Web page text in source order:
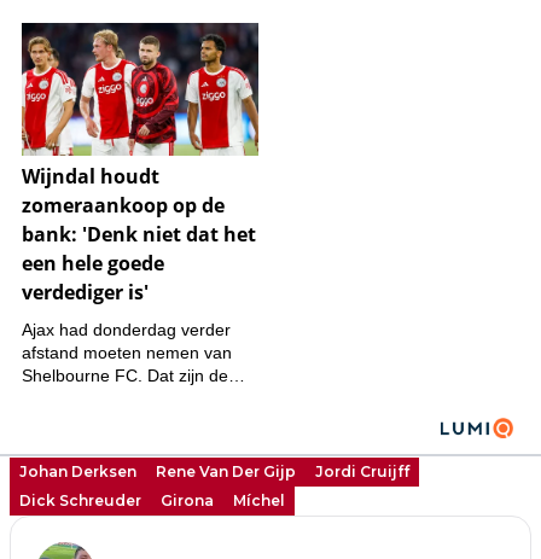
Johan Derksen Rene Van Der Gijp
Jordi Cruijff
Dick Schreuder
Girona Míchel